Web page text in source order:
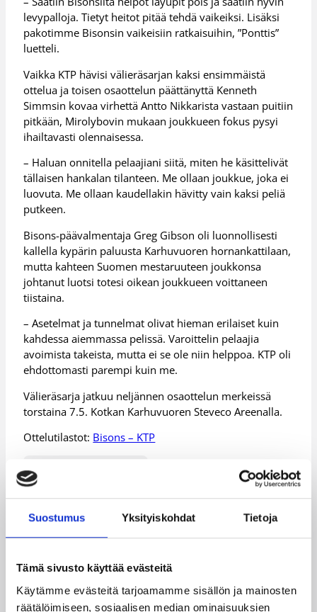
Suostumus Yksityiskohdat Tietoja
Tämä sivusto käyttää evästeitä
Käytämme evästeitä tarjoamamme sisällön ja mainosten
räätälöimiseen, sosiaalisen median ominaisuuksien
levypalloja. Tietyt heitot pitää tehdä vaikeiksi. Lisäksi
pakotimme Bisonsin vaikeisiin ratkaisuihin, ”Ponttis”
luetteli.
Vaikka KTP hävisi välieräsarjan kaksi ensimmäistä
ottelua ja toisen osaottelun päättänyttä Kenneth
Simmsin kovaa virhettä Antto Nikkarista vastaan puitiin
pitkään, Mirolybovin mukaan joukkueen fokus pysyi
ihailtavasti olennaisessa.
– Haluan onnitella pelaajiani siitä, miten he käsittelivät
tällaisen hankalan tilanteen. Me ollaan joukkue, joka ei
luovuta. Me ollaan kaudellakin hävitty vain kaksi peliä
putkeen.
Bisons-päävalmentaja Greg Gibson oli luonnollisesti
kallella kypärin paluusta Karhuvuoren hornankattilaan,
mutta kahteen Suomen mestaruuteen joukkonsa
johtanut luotsi totesi oikean joukkueen voittaneen
tiistaina.
– Asetelmat ja tunnelmat olivat hieman erilaiset kuin
kahdessa aiemmassa pelissä. Varoittelin pelaajia
avoimista takeista, mutta ei se ole niin helppoa. KTP oli
ehdottomasti parempi kuin me.
Välieräsarja jatkuu neljännen osaottelun merkeissä
torstaina 7.5. Kotkan Karhuvuoren Steveco Areenalla.
Ottelutilastot: Bisons – KTP
Päivitetty
Henkilöt
Anton Mirolybov
Brandon Jefferson
Greg Gibson
Martin Zeno